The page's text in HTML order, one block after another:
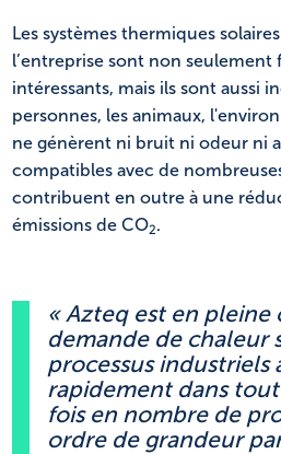
Les systèmes thermiques
l’entreprise sont non seulement
intéressants, mais ils sont aussi
personnes, les animaux,
ne génèrent ni bruit ni odeur ni
compatibles avec de
contribuent en outre à une
émissions de CO2.
« Azteq est en pleine
demande de chaleur
processus industriels
rapidement dans
fois en nombre de
ordre de grandeur